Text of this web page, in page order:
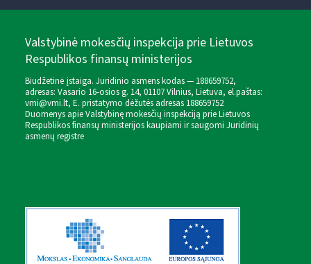
Valstybinė mokesčių inspekcija prie Lietuvos
Respublikos finansų ministerijos
Biudžetinė įstaiga. Juridinio asmens kodas — 188659752,
adresas: Vasario 16-osios g. 14, 01107 Vilnius, Lietuva, el.paštas:
vmi@vmi.lt, E. pristatymo dėžutės adresas 188659752
Duomenys apie Valstybinę mokesčių inspekciją prie Lietuvos
Respublikos finansų ministerijos kaupiami ir saugomi Juridinių
asmenų registre